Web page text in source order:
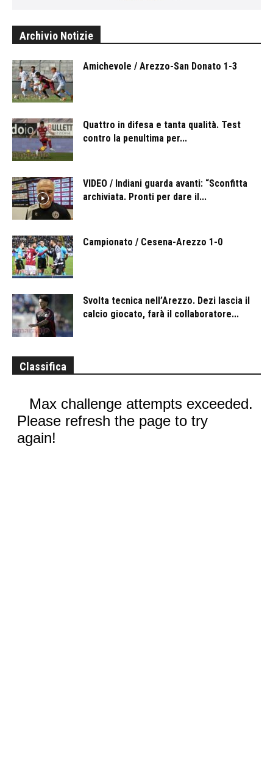
Archivio Notizie
Amichevole / Arezzo-San Donato 1-3
Quattro in difesa e tanta qualità. Test
contro la penultima per...
VIDEO / Indiani guarda avanti: “Sconfitta
archiviata. Pronti per dare il...
Campionato / Cesena-Arezzo 1-0
Svolta tecnica nell’Arezzo. Dezi lascia il
calcio giocato, farà il collaboratore...
Classifica